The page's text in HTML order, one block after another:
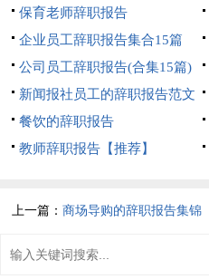
保育老师辞职报告
企业员工辞职报告集合15篇
公司员工辞职报告(合集15篇)
新闻报社员工的辞职报告范文
餐饮的辞职报告
教师辞职报告【推荐】
上一篇：商场导购的辞职报告集锦